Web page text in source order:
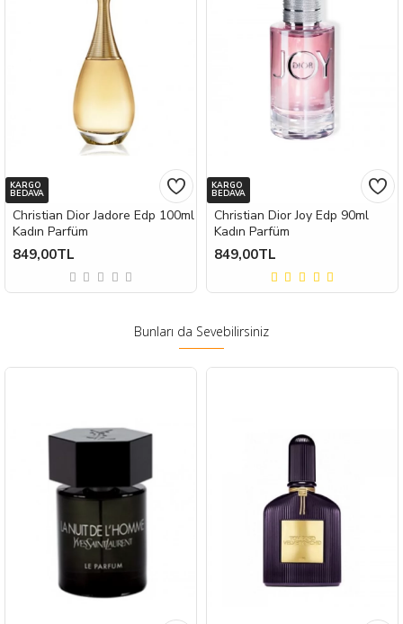
KARGO
BEDAVA
Christian Dior Jadore Edp 100ml
Kadın Parfüm
849,00TL
KARGO
BEDAVA
Christian Dior Joy Edp 90ml
Kadın Parfüm
849,00TL
Bunları da Sevebilirsiniz